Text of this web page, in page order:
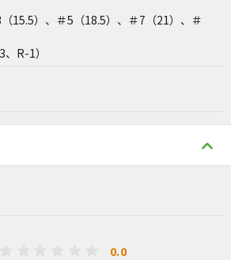
15.5）、＃5（18.5）、＃7（21）、＃
R-1）
0.0